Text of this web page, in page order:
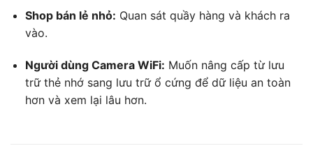
Shop bán lẻ nhỏ: Quan sát quầy hàng và khách ra
vào.
Người dùng Camera WiFi: Muốn nâng cấp từ lưu
trữ thẻ nhớ sang lưu trữ ổ cứng để dữ liệu an toàn
hơn và xem lại lâu hơn.